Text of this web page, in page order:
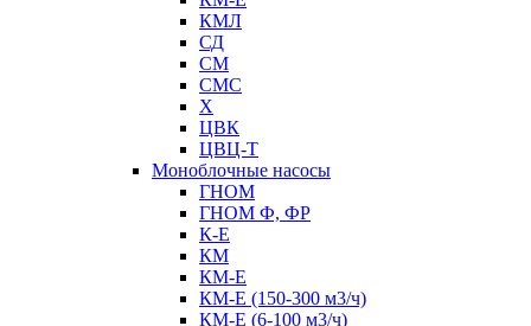
КМЛ
СД
СМ
СМС
Х
ЦВК
ЦВЦ-Т
Моноблочные насосы
ГНОМ
ГНОМ Ф, ФР
К-Е
КМ
КМ-Е
КМ-Е (150-300 м3/ч)
КМ-Е (6-100 м3/ч)